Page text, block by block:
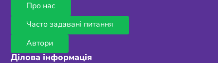
Про нас
Часто задавані питання
Автори
Ділова інформація